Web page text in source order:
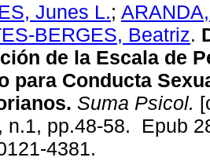
Junes L.;
BERGES, Beatriz.
de la Escala de
para Conducta
Suma Psicol.
n.1, pp.48-58. Epub
4381.